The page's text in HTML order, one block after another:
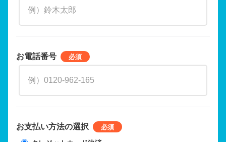
お電話番号
お支払い方法の選択